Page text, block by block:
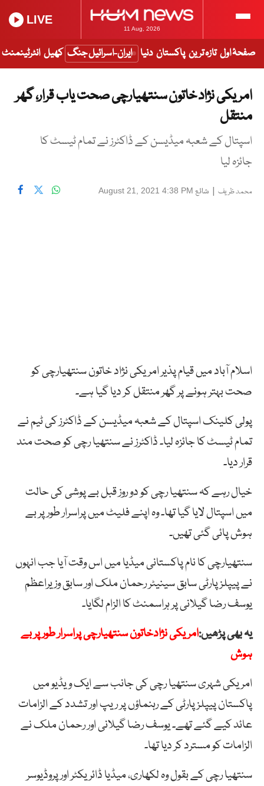
11 Aug, 2026
LIVE
صفحۂ اول تازہ ترین پاکستان دنیا ایران-اسرائیل جنگ کھیل انٹرٹینمنٹ
امریکی نژاد خاتون سنتھیارچی صحت یاب قرار، گھر
منتقل
اسپتال کے شعبہ میڈیسن کے ڈاکٹرز نے تمام ٹیسٹ کا
جائزہ لیا
محمد ظریف | شائع August 21, 2021 4:38 PM
اسلام آباد میں قیام پذیر امریکی نژاد خاتون سنتھیارچی کو
صحت بہتر ہونے پر گھر منتقل کر دیا گیا ہے۔
پولی کلینک اسپتال کے شعبہ میڈیسن کے ڈاکٹرز کی ٹیم نے
تمام ٹیسٹ کا جائزہ لیا۔ ڈاکٹرز نے سنتھیا رچی کو صحت مند
قرار دیا۔
خیال رہے کہ سنتھیا رچی کو دو روز قبل بے پوشی کی حالت
میں اسپتال لایا گیا تھا۔ وہ اپنے فلیٹ میں پراسرار طور پر بے
ہوش پائی گئی تھیں۔
سنتھیارچی کا نام پاکستانی میڈیا میں اس وقت آیا جب انہوں
نے پیپلزپارٹی سابق سینیٹر رحمان ملک اور سابق وزیراعظم
یوسف رضا گیلانی پر ہراسمنٹ کا الزام لگایا۔
یہ بھی پڑھیں:امریکی نژادخاتون سنتھیارچی پراسرار طور پر بے
ہوش
امریکی شہری سنتھیا رچی کی جانب سے ایک ویڈیو میں
پاکستان پیپلز پارٹی کے رہنماؤں پر ریپ اور تشدد کے الزامات
عائد کیے گئے تھے۔ یوسف رضا گیلانی اور رحمان ملک نے
الزامات کو مسترد کر دیا تھا۔
سنتھیا رچی کے بقول وہ لکھاری، میڈیا ڈائریکٹر اور پروڈیوسر